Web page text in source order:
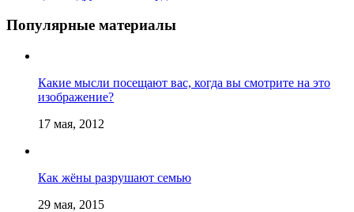
Популярные материалы
Какие мысли посещают вас, когда вы смотрите на это
изображение?
17 мая, 2012
Как жёны разрушают семью
29 мая, 2015